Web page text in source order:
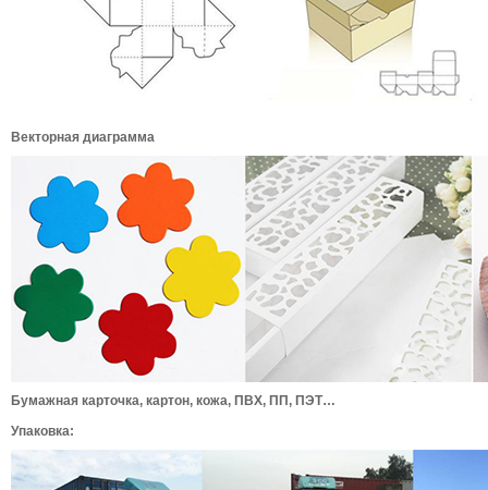
Векторная диаграмма
Бумажная карточка, картон, кожа, ПВХ, ПП, ПЭТ…
Упаковка: